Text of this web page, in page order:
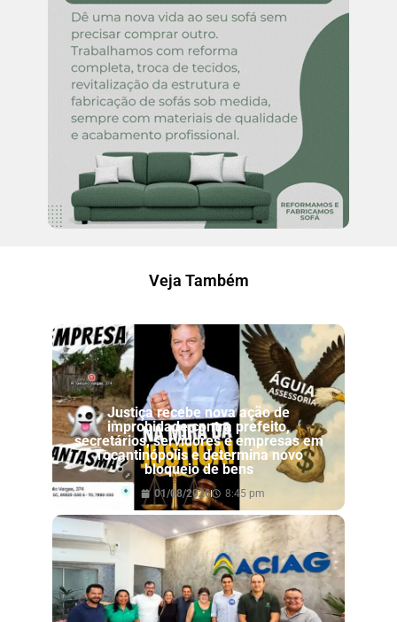
Veja Também
Justiça recebe nova ação de
improbidade contra prefeito,
secretários, servidores e empresas em
Tocantinópolis e determina novo
bloqueio de bens
01/08/2026 8:45 pm